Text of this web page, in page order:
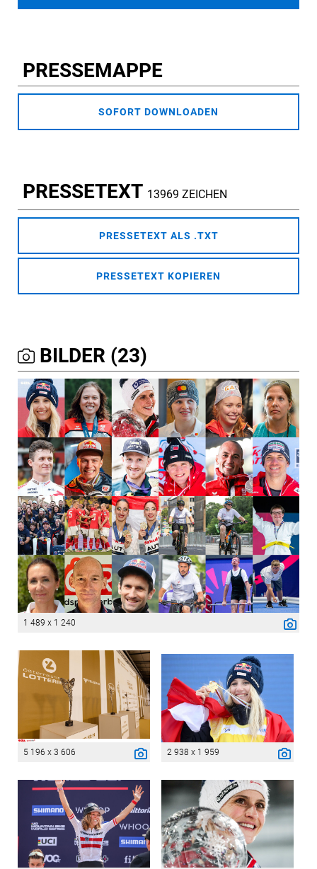
PRESSEMAPPE
SOFORT DOWNLOADEN
PRESSETEXT 13969 ZEICHEN
PRESSETEXT ALS .TXT
PRESSETEXT KOPIEREN
BILDER (23)
1 489 x 1 240
5 196 x 3 606 2 938 x 1 959